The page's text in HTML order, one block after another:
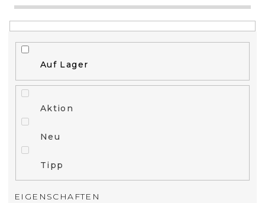
Auf Lager
Aktion
Neu
Tipp
EIGENSCHAFTEN